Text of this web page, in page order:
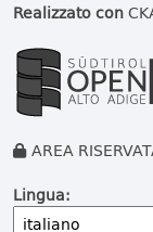
Realizzato con
AREA
Lingua